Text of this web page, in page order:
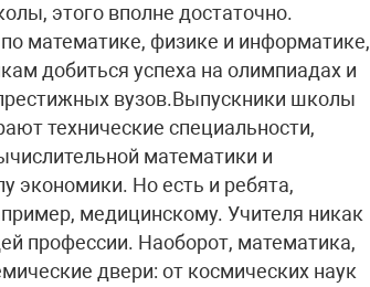
этого вполне достаточно.
математике, физике и информатике,
добиться успеха на олимпиадах и
вузов.Выпускники школы
технические специальности,
математики и
экономики. Но есть и ребята,
медицинскому. Учителя никак
профессии. Наоборот, математика,
двери: от космических наук